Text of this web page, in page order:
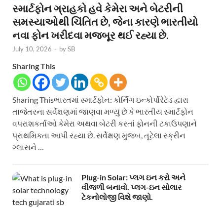
સ્માર્ટફોન ગ્રાહકો હવે કેમેરા અને બેટરીની
સમસ્યાઓથી ચિંતિત છે, જેના કારણે ભારતીયો
નવા ફોન ખરીદવા મજબૂર થઈ રહ્યા છે.
July 10, 2026 - bySB
Sharing This
Sharing Thisભારતમાં સ્માર્ટફોન: કોર્નિંગ ઇન્કોર્પોરેટેડ દ્વારા
તાજેતરના સર્વેક્ષણમાં જાણવા મળ્યું છે કે ભારતીય સ્માર્ટફોન
વપરાશકર્તાઓ કેમેરા અથવા બેટરી કરતાં ફોનની ટકાઉપણાને
પ્રાથમિકતા આપી રહ્યા છે. સર્વેક્ષણ મુજબ, તૂટેલા સ્ક્રીન
ગ્લાસને …
Plug-in Solar: પ્લગ ઇન કરો અને
વીજળી બનાવો. પ્લગ-ઇન સોલાર
ટેકનોલોજી વિશે જાણો.